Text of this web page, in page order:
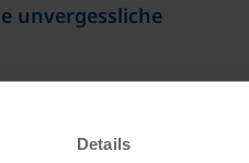
Details
unvergessliche
haben Sie